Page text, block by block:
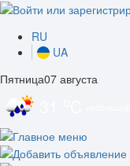
RU
UA
Пятница07 августа